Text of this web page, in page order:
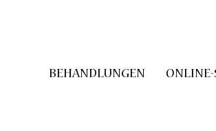
BEHANDLUNGEN ONLINE-